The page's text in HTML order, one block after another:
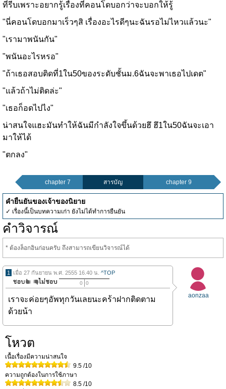
ที่รีบเพราะอยากรู้เรื่องที่คอนโดบอกว่าจะบอกให้รู้
"นี่คอนโดบอกมาเร็วๆสิ เรื่องอะไรดีๆนะฉันรอไม่ไหวแล้วนะ"
"เรามาพนันกัน"
"พนันอะไรหรอ"
"ถ้าเธอสอบติดที่1ใน50ของระดับชั้นม.6ฉันจะพาเธอไปเดต"
"แล้วถ้าไม่ติดล่ะ"
"เธอก็อดไปไง"
น่าสนใจแฮะมันทำให้ฉันมีกำลังใจขึ้นด้วยฮึ ฮึ1ใน50ฉันจะเอา
มาให้ได้
"ตกลง"
chapter 7 สารบัญ chapter 9
คำยืนยันของเจ้าของนิยาย
✓ เรื่องนี้เป็นบทความเก่า ยังไม่ได้ทำการยืนยัน
คำวิจารณ์
* ต้องล็อกอินก่อนครับ ถึงสามารถเขียนวิจารณ์ได้
aonzaa
1 เมื่อ 27 กันยายน พ.ศ. 2555 16.40 น. ^TOP
0 0
เราจะค่อยๆอัพทุกวันเลยนะคร้าฝากติดตาม
ด้วยน้า
โหวต
เนื้อเรื่องมีความน่าสนใจ
9.5 /10
ความถูกต้องในการใช้ภาษา
8.5 /10